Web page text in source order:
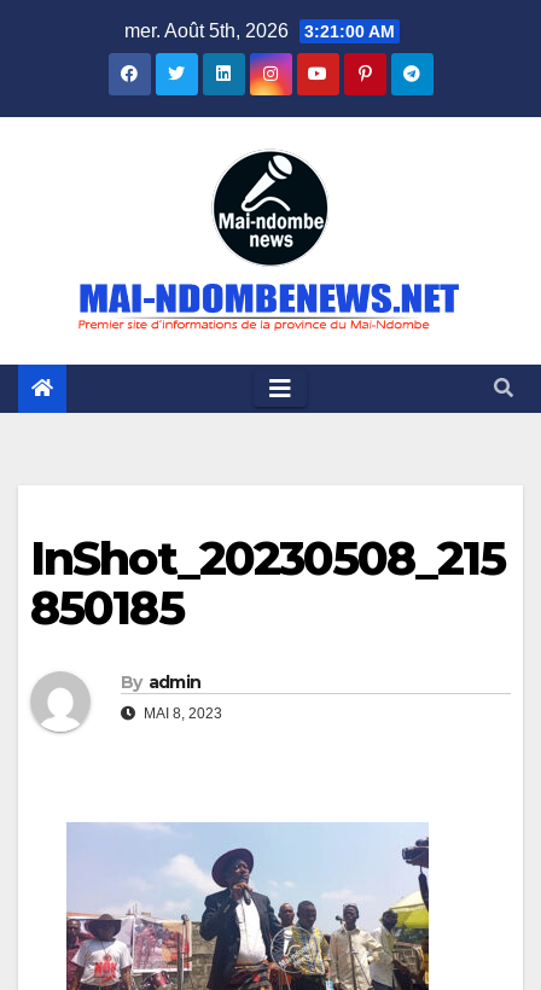
mer. Août 5th, 2026 3:21:01 AM
InShot_20230508_215
850185
By admin
MAI 8, 2023